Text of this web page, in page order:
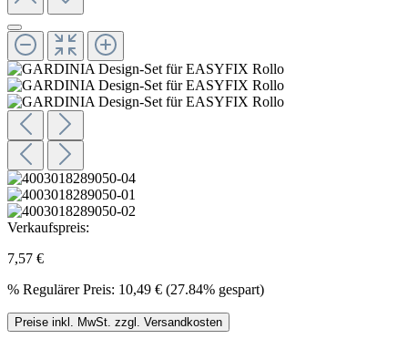
Verkaufspreis:
7,57 €
% Regulärer Preis: 10,49 € (27.84% gespart)
Preise inkl. MwSt. zzgl. Versandkosten